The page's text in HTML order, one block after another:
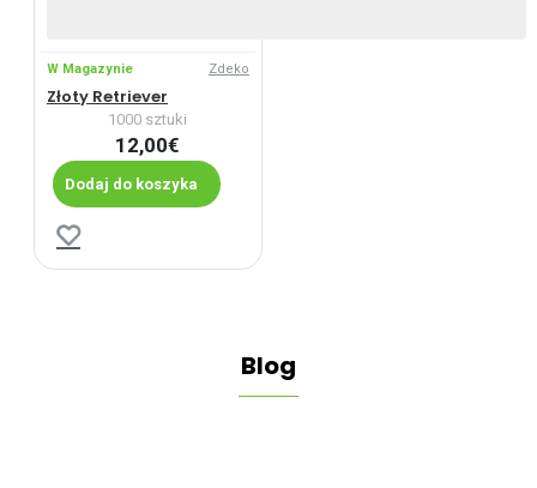
W Magazynie Zdeko
Złoty Retriever
1000 sztuki
12,00€
Dodaj do koszyka
Blog